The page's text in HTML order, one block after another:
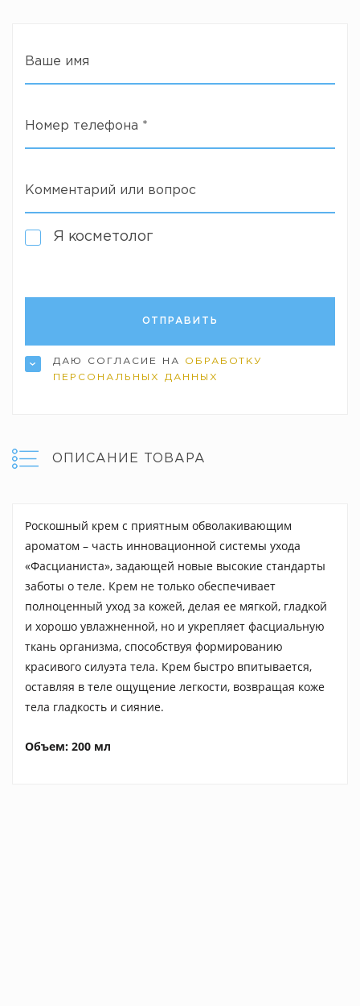
Ваше имя
Номер телефона *
Комментарий или вопрос
Я косметолог
ДАЮ СОГЛАСИЕ НА ОБРАБОТКУ
ПЕРСОНАЛЬНЫХ ДАННЫХ
ОПИСАНИЕ ТОВАРА
Роскошный крем с приятным обволакивающим
ароматом – часть инновационной системы ухода
«Фасцианиста», задающей новые высокие стандарты
заботы о теле. Крем не только обеспечивает
полноценный уход за кожей, делая ее мягкой, гладкой
и хорошо увлажненной, но и укрепляет фасциальную
ткань организма, способствуя формированию
красивого силуэта тела. Крем быстро впитывается,
оставляя в теле ощущение легкости, возвращая коже
тела гладкость и сияние.
Объем: 200 мл